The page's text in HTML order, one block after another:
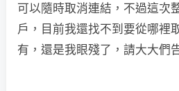
可以隨時取消連結，不過這次
戶，目前我還找不到要從哪裡
有，還是我眼殘了，請大大們